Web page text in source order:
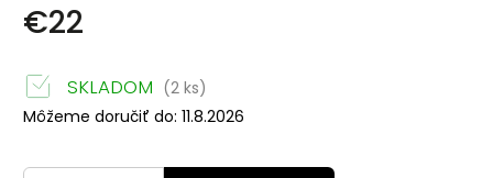
€22
SKLADOM (2 ks)
Môžeme doručiť do: 11.8.2026